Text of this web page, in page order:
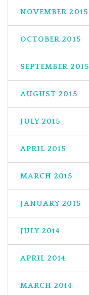
NOVEMBER 2015
OCTOBER 2015
SEPTEMBER 2015
AUGUST 2015
JULY 2015
APRIL 2015
MARCH 2015
JANUARY 2015
JULY 2014
APRIL 2014
MARCH 2014